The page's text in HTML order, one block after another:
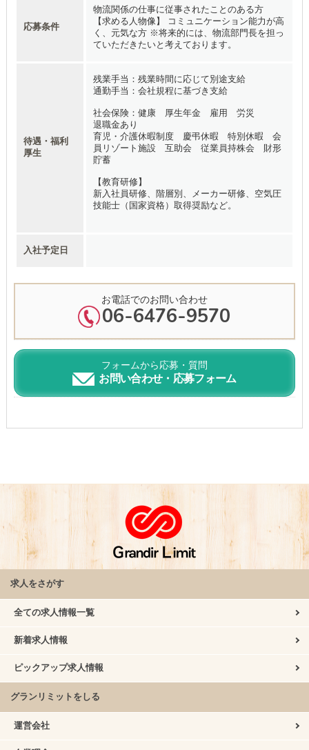
応募条件
物流関係の仕事に従事されたことのある方
【求める人物像】 コミュニケーション能力が高
く、元気な方 ※将来的には、物流部門長を担っ
ていただきたいと考えております。
待遇・福利
厚生
残業手当：残業時間に応じて別途支給
通勤手当：会社規程に基づき支給
社会保険：健康 厚生年金 雇用 労災
退職金あり
育児・介護休暇制度 慶弔休暇 特別休暇 会
員リゾート施設 互助会 従業員持株会 財形
貯蓄
【教育研修】
新入社員研修、階層別、メーカー研修、空気圧
技能士（国家資格）取得奨励など。
入社予定日
お電話でのお問い合わせ
06-6476-9570
フォームから応募・質問
お問い合わせ・応募フォーム
求人をさがす
全ての求人情報一覧
新着求人情報
ピックアップ求人情報
グランリミットをしる
運営会社